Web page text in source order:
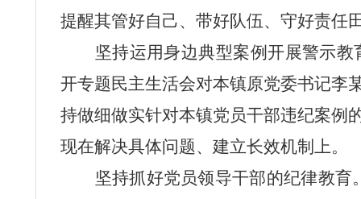
提醒其管好自己、带好队伍、守好责任
坚持运用身边典型案例开展警示教
开专题民主生活会对本镇原党委书记李
持做细做实针对本镇党员干部违纪案例
现在解决具体问题、建立长效机制上。
坚持抓好党员领导干部的纪律教育